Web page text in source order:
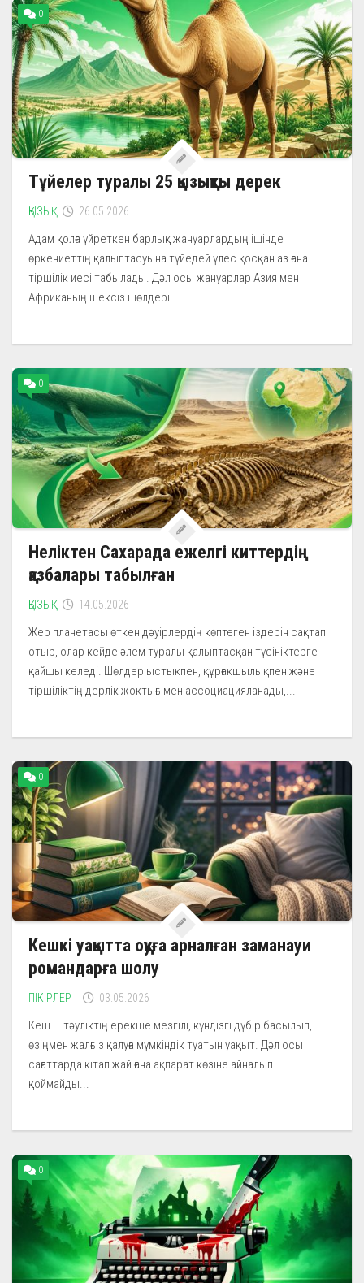
0
Түйелер туралы 25 қызықты дерек
ҚЫЗЫҚ 26.05.2026
Адам қолға үйреткен барлық жануарлардың ішінде
өркениеттің қалыптасуына түйедей үлес қосқан аз ғана
тіршілік иесі табылады. Дәл осы жануарлар Азия мен
Африканың шексіз шөлдері...
0
Неліктен Сахарада ежелгі киттердің
қазбалары табылған
ҚЫЗЫҚ 14.05.2026
Жер планетасы өткен дәуірлердің көптеген іздерін сақтап
отыр, олар кейде әлем туралы қалыптасқан түсініктерге
қайшы келеді. Шөлдер ыстықпен, құрғақшылықпен және
тіршіліктің дерлік жоқтығымен ассоциацияланады,...
0
Кешкі уақытта оқуға арналған заманауи
романдарға шолу
ПІКІРЛЕР 03.05.2026
Кеш — тәуліктің ерекше мезгілі, күндізгі дүбір басылып,
өзіңмен жалғыз қалуға мүмкіндік туатын уақыт. Дәл осы
сағаттарда кітап жай ғана ақпарат көзіне айналып
қоймайды...
0